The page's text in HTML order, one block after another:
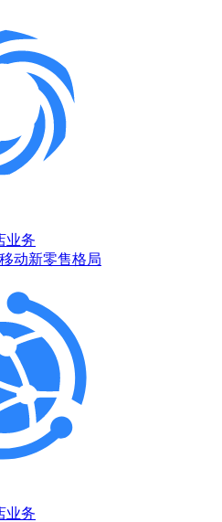
业务
动新零售格局
业务